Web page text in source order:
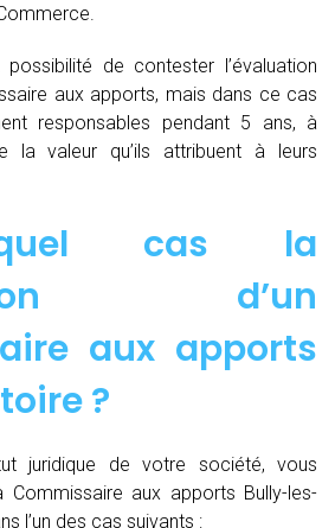
de contester l’évaluation
aux apports, mais dans ce cas
responsables pendant 5 ans, à
la valeur qu’ils attribuent à leurs
cas la
d’un
aux apports
?
juridique de votre société, vous
aux apports Bully-les-
l’un des cas suivants :